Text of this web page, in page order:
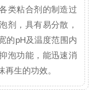
类粘合剂的制造过
剂，具有易分散，
的pH及温度范围内
泡功能，能迅速消
再生的功效。